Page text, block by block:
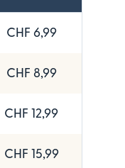
CHF 6,99
CHF 8,99
CHF 12,99
CHF 15,99